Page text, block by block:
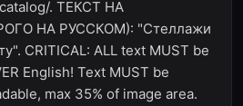
. ТЕКСТ НА
НА РУССКОМ): "Стеллажи
CRITICAL: ALL text MUST be
English! Text MUST be
max 35% of image area.